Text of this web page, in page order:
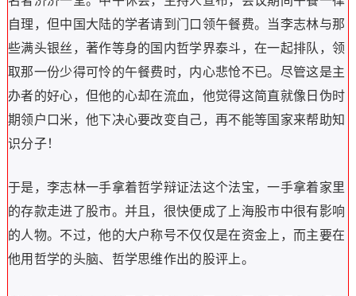
自理，但中国大陆的学者请到门口领午餐费。当李志林与那
些满头银丝，著作等身的国内哲学界泰斗，在一起排队，领
取那一份少得可怜的午餐费时，内心悲怆不已。尽管这是主
办者的好心，但他的心却在流血，他觉得这简直就像日伪时
期领户口米，他下决心要改变自己，再不能等国家来帮助知
识分子！
于是，李志林一手拿着哲学辩证法这个法宝，一手拿着家里
的存款走进了股市。并且，很快便成了上海股市中很有影响
的人物。不过，他的大户称号不仅仅是在资金上，而主要在
他用哲学的头脑、哲学思维作出的股评上。